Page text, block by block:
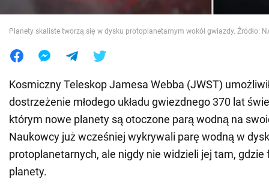
Jedzenie
Planety skaliste tworzą się w dysku protoplanetarnym wokół gwiazdy. Źródło:
Kosmiczny Teleskop Jamesa Webba (JWST)
dostrzeżenie młodego układu gwiezdnego 370 lat
którym nowe planety są otoczone parą wodną na
Naukowcy już wcześniej wykrywali parę wodną w
protoplanetarnych, ale nigdy nie widzieli jej tam, gdzie
planety.